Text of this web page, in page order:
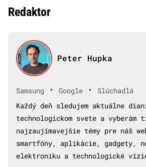
Redaktor
Peter Hupka
Samsung • Google •
Slúchadlá
Každý deň sledujem aktuálne
technologickom svete a vyberám
najzaujímavejšie témy pre náš
smartfóny, aplikácie, gadgety,
elektroniku a technologické